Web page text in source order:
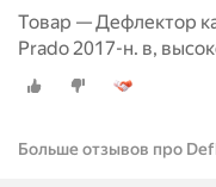
Товар — Дефлектор
Prado 2017-н. в,
Больше отзывов про